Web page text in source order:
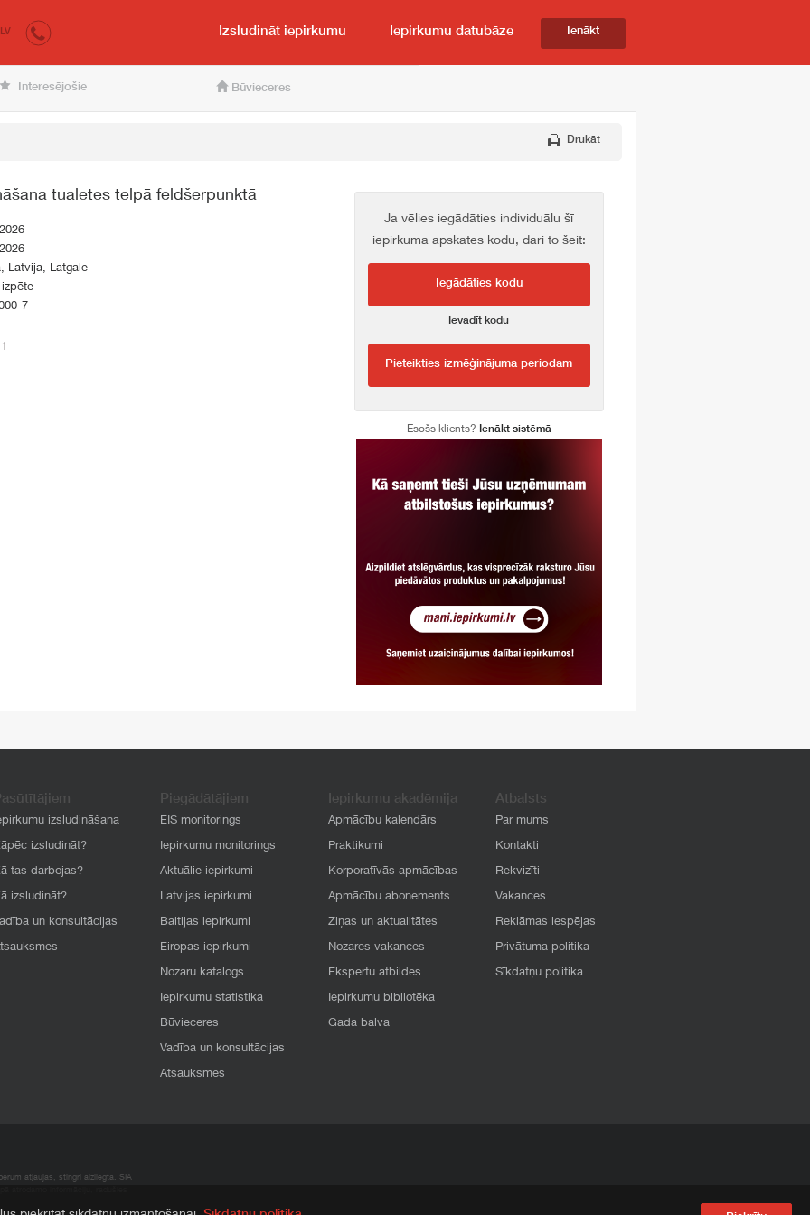
pircējam un pārdevējam
LV Izsludināt iepirkumu Iepirkumu datubāze Ienākt
Interesējošie Būvieceres
Drukāt
tualetes telpā feldšerpunktā
Latvija, Latgale
izpēte
7
Ja vēlies iegādāties individuālu šī
iepirkuma apskates kodu, dari to šeit:
Iegādāties kodu
Ievadīt kodu
Pieteikties izmēģinājuma periodam
Esošs klients? Ienākt sistēmā
izsludināšana
izsludināt?
tas darbojas?
izsludināt?
un konsultācijas
Piegādātājiem
EIS monitorings
Iepirkumu monitorings
Aktuālie iepirkumi
Latvijas iepirkumi
Baltijas iepirkumi
Eiropas iepirkumi
Nozaru katalogs
Iepirkumu statistika
Būvieceres
Vadība un konsultācijas
Atsauksmes
Iepirkumu akadēmija
Apmācību kalendārs
Praktikumi
Korporatīvās apmācības
Apmācību abonements
Ziņas un aktualitātes
Nozares vakances
Ekspertu atbildes
Iepirkumu bibliotēka
Gada balva
Atbalsts
Par mums
Kontakti
Rekvizīti
Vakances
Reklāmas iespējas
Privātuma politika
Sīkdatņu politika
atļaujas, stingri aizliegta. SIA